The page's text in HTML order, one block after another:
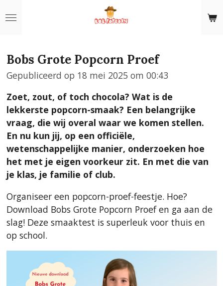
direct
hoofdinhoud
Bobs Grote Popcorn Proef
Gepubliceerd op 18 mei 2025 om 00:43
Zoet, zout, of toch chocola? Wat is de
lekkerste popcorn-smaak? Een belangrijke
vraag, die wij overal waar we komen stellen.
En nu kun jij, op een officiële,
wetenschappelijke manier, onderzoeken hoe
het met je eigen voorkeur zit. En met die van
je klas, je familie of club.
Organiseer een popcorn-proef-feestje. Hoe?
Download Bobs Grote Popcorn Proef en ga aan de
slag! Deze smaaktest is superleuk voor thuis en
op school.